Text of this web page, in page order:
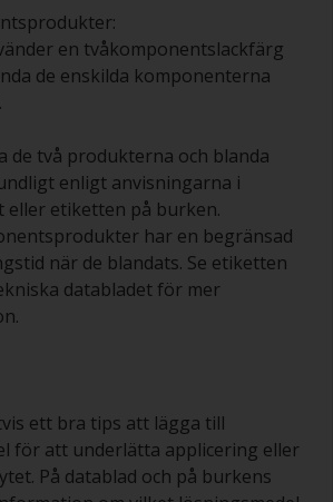
så att du kan göra rent dem
börjar täppas till på grund av
förtjockad färg.
tips:
av rinningar när färgen appliceras
för tunn eller så använder du för
färg direkt från burken
ökar risken för kontaminering och
i förtid på grund av avdunstning
Häll i stället uppvad du
eller torra, rena plåtburkar kan
för blandning av färg.
olika storlekar från mataffären är
för att mäta små mängder färg
en tvåkomponentslackfärg
de enskilda komponenterna
de två produkterna och blanda
enligt anvisningarna i
eller etiketten på burken.
har en begränsad
när de blandats. Se etiketten
databladet för mer
ett bra tips att lägga till
för att underlätta applicering eller
På datablad och på burkens